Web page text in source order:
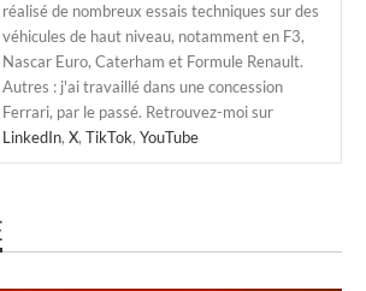
réalisé de nombreux essais techniques sur des
véhicules de haut niveau, notamment en F3,
Nascar Euro, Caterham et Formule Renault.
Autres : j'ai travaillé dans une concession
Ferrari, par le passé. Retrouvez-moi sur
LinkedIn, X, TikTok, YouTube